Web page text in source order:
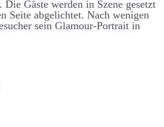
Gäste werden in Szene ge­­­­setzt
Seite ab­­­­ge­­­­lichtet. Nach wenigen
sein Glamour-Portrait in